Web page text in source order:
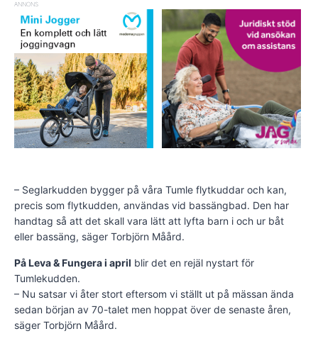
ANNONS
– Seglarkudden bygger på våra Tumle flytkuddar och kan,
precis som flytkudden, användas vid bassängbad. Den har
handtag så att det skall vara lätt att lyfta barn i och ur båt
eller bassäng, säger Torbjörn Måård.
På Leva & Fungera i april blir det en rejäl nystart för
Tumlekudden.
– Nu satsar vi åter stort eftersom vi ställt ut på mässan ända
sedan början av 70-talet men hoppat över de senaste åren,
säger Torbjörn Måård.